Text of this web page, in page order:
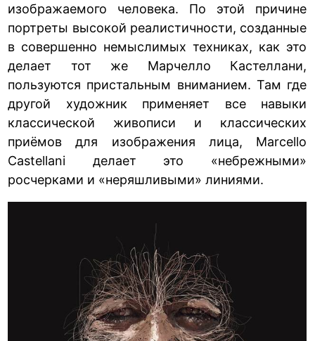
изображаемого человека. По этой причине
портреты высокой реалистичности, созданные
в совершенно немыслимых техниках, как это
делает тот же Марчелло Кастеллани,
пользуются пристальным вниманием. Там где
другой художник применяет все навыки
классической живописи и классических
приёмов для изображения лица, Marcello
Castellani делает это «небрежными»
росчерками и «неряшливыми» линиями.